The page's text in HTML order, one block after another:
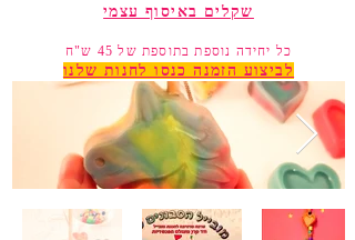
שקלים באיסוף עצמי
כל יחידה נוספת בתוספת של 45 ש"ח
לביצוע הזמנה כנסו לחנות שלנו